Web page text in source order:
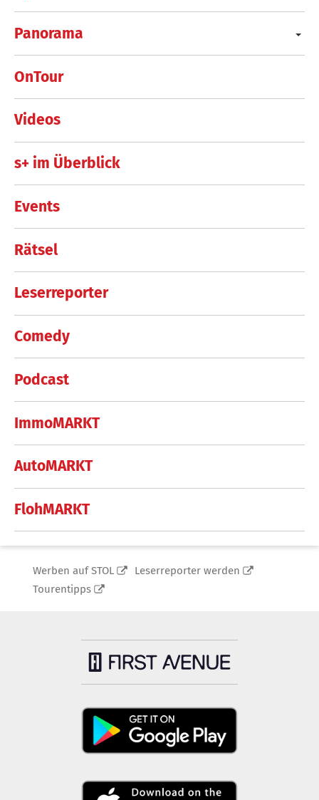
Panorama
OnTour
Videos
s+ im Überblick
Events
Rätsel
Leserreporter
Comedy
Podcast
ImmoMARKT
AutoMARKT
FlohMARKT
Werben auf STOL
Leserreporter werden
Tourentipps